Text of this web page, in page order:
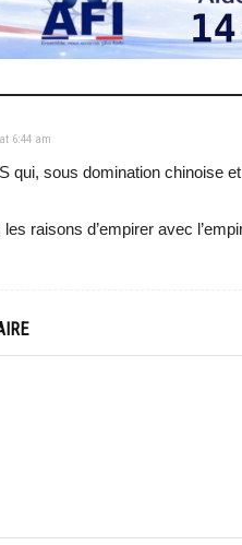
6:44 am
qui, sous domination chinoise
raisons d’empirer avec